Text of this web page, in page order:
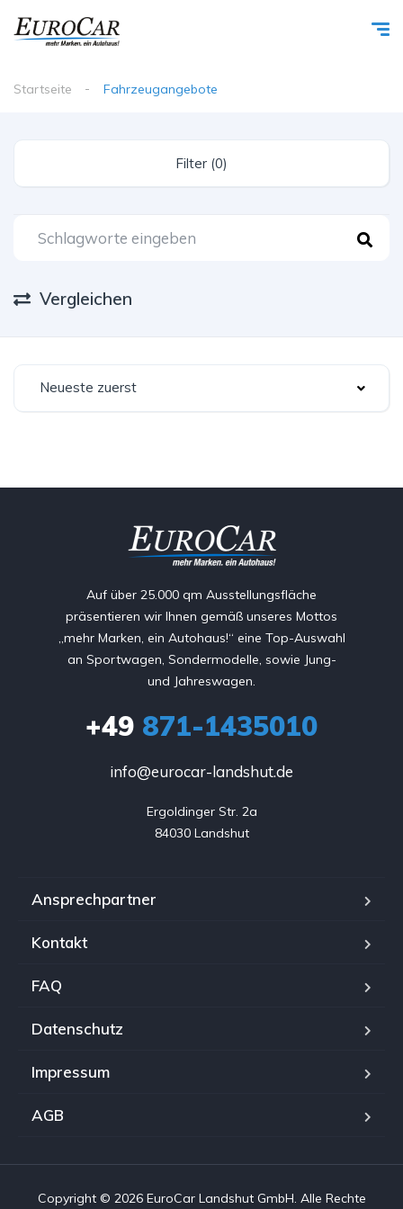
Startseite Fahrzeugangebote
Filter (0)
Vergleichen
Neueste zuerst
Auf über 25.000 qm Ausstellungsfläche
präsentieren wir Ihnen gemäß unseres Mottos
„mehr Marken, ein Autohaus!“ eine Top-Auswahl
an Sportwagen, Sondermodelle, sowie Jung-
und Jahreswagen.
+49 871-1435010
info@eurocar-landshut.de
Ergoldinger Str. 2a
84030 Landshut
Ansprechpartner
Kontakt
FAQ
Datenschutz
Impressum
AGB
Copyright © 2026 EuroCar Landshut GmbH. Alle Rechte